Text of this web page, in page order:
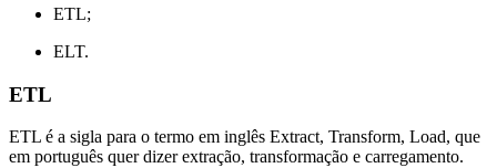
ETL;
ELT.
ETL
ETL é a sigla para o termo em inglês Extract, Transform, Load, que
em português quer dizer extração, transformação e carregamento.